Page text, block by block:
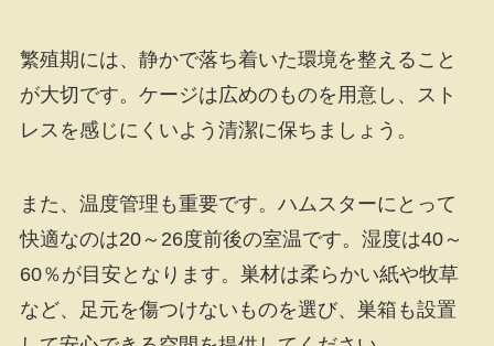
繁殖期には、静かで落ち着いた環境を整えること
が大切です。ケージは広めのものを用意し、スト
レスを感じにくいよう清潔に保ちましょう。
また、温度管理も重要です。ハムスターにとって
快適なのは20～26度前後の室温です。湿度は40～
60％が目安となります。巣材は柔らかい紙や牧草
など、足元を傷つけないものを選び、巣箱も設置